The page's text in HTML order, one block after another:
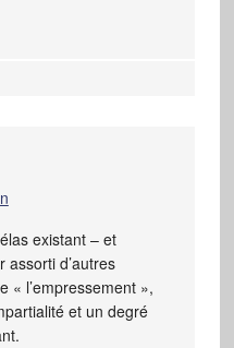
existant – et
assorti d’autres
« l’empressement »,
et un degré